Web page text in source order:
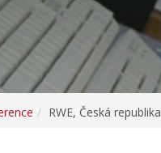
RWE, Česká republika